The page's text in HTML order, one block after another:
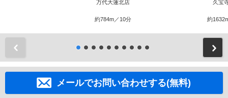
万代大蓮北店
約784m／10分
久宝
約
メールでお問い合わせする(無料)